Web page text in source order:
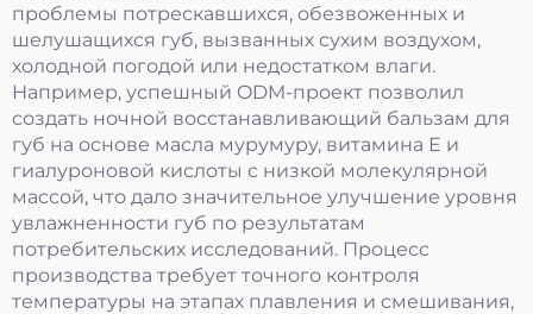
проблемы потрескавшихся, обезвоженных и
шелушащихся губ, вызванных сухим воздухом,
холодной погодой или недостатком влаги.
Например, успешный ODM-проект позволил
создать ночной восстанавливающий бальзам для
губ на основе масла мурумуру, витамина Е и
гиалуроновой кислоты с низкой молекулярной
массой, что дало значительное улучшение уровня
увлажненности губ по результатам
потребительских исследований. Процесс
производства требует точного контроля
температуры на этапах плавления и смешивания,